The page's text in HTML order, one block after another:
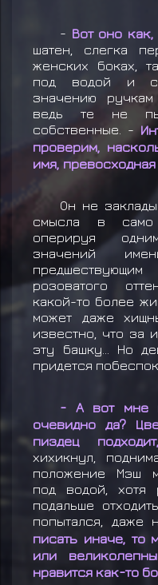
- Вот оно
шатен, слегка
женских боках,
под водой и
значению
ведь те не
собственные. -
проверим,
имя,
Он не
смысла в само
оперируя
значений
розоватого
какой-то более
может даже
известно, что за
эту башку... Но
придется
- А вот мне
очевидно да?
пиздец
хихикнул,
положение Мэш
под водой, хотя
подальше
попытался, даже
писать иначе, то
или
нравится как-то